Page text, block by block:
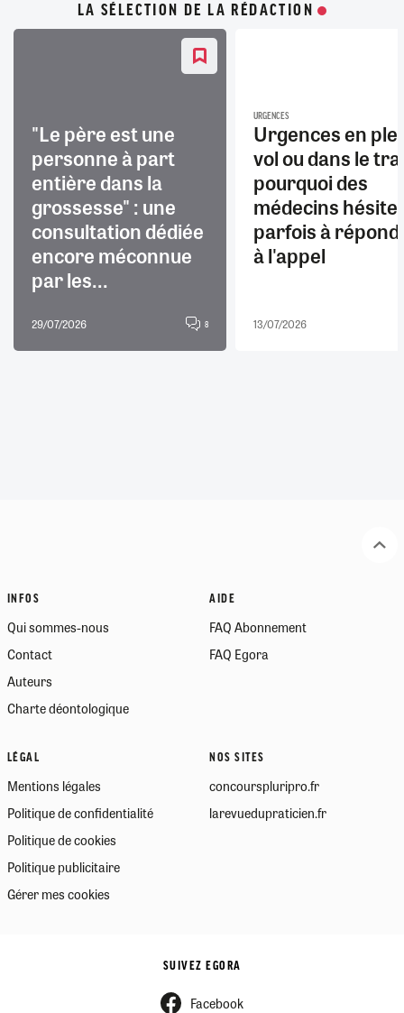
LA SÉLECTION DE LA RÉDACTION
"Le père est une
personne à part
entière dans la
grossesse" : une
consultation dédiée
encore méconnue
par les...
29/07/2026 8
URGENCES
Urgences en
vol ou dans le
pourquoi des
médecins
parfois à
à l'appel
13/07/2026
INFOS
Qui sommes-nous
Contact
Auteurs
Charte déontologique
AIDE
FAQ Abonnement
FAQ Egora
LÉGAL
Mentions légales
Politique de confidentialité
Politique de cookies
Politique publicitaire
Gérer mes cookies
NOS SITES
concourspluripro.fr
larevuedupraticien.fr
SUIVEZ EGORA
Facebook